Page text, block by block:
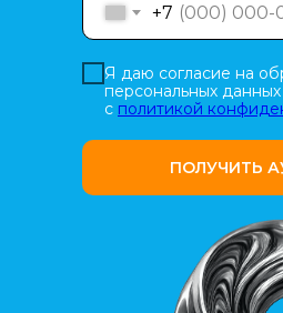
+7
Я даю согласие на
персональных данных
с политикой
ПОЛУЧИТЬ